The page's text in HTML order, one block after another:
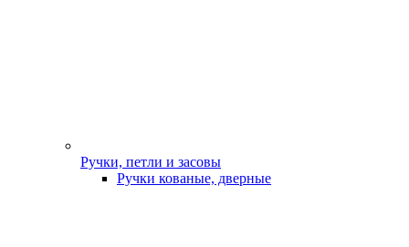
Ручки, петли и засовы
Ручки кованые, дверные